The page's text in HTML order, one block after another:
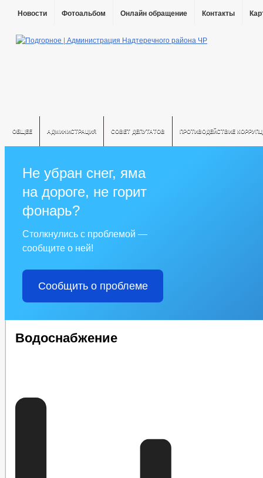
Новости Фотоальбом Онлайн обращение Контакты
ОБЩЕЕ АДМИНИСТРАЦИЯ СОВЕТ ДЕПУТАТОВ ПРОТИВОДЕЙСТВИЕ
Не убран снег, яма
на дороге, не горит
фонарь?
Столкнулись с проблемой —
сообщите о ней!
Сообщить о проблеме
Водоснабжение